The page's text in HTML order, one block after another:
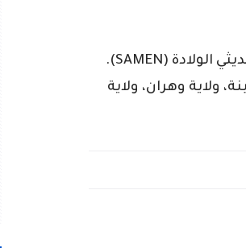
سيتم تنفيذ البرنامج بدعم من الجمعية الجزائرية لطب حديثي الولادة (SAMEN).
ولاية وهران، ولاية